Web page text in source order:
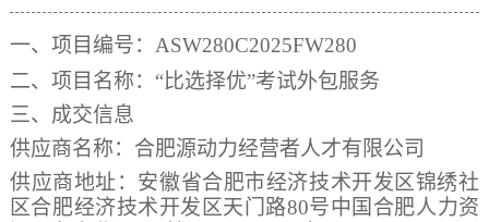
一、 项目编号： ASW280C2025FW280
二、项目名称： “比选择优”考试外包服务
三、成交信息
供应商名称：合肥源动力经营者人才有限公司
供应商地址：安徽省合肥市经济技术开发区锦绣社
区合肥经济技术开发区天门路80号中国合肥人力资